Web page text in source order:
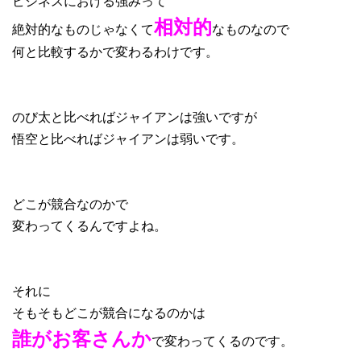
絶対的なものじゃなくて相対的なものなので
何と比較するかで変わるわけです。
のび太と比べればジャイアンは強いですが
悟空と比べればジャイアンは弱いです。
どこが競合なのかで
変わってくるんですよね。
それに
そもそもどこが競合になるのかは
誰がお客さんかで変わってくるのです。